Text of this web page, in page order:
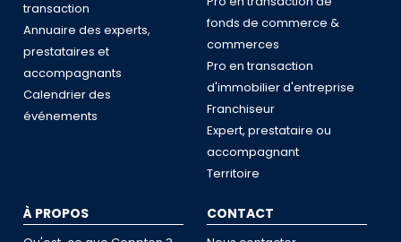
transaction
Annuaire des experts,
prestataires et
accompagnants
Calendrier des
événements
fonds de commerce &
commerces
Pro en transaction
d'immobilier d'entreprise
Franchiseur
Expert, prestataire ou
accompagnant
Territoire
À PROPOS CONTACT